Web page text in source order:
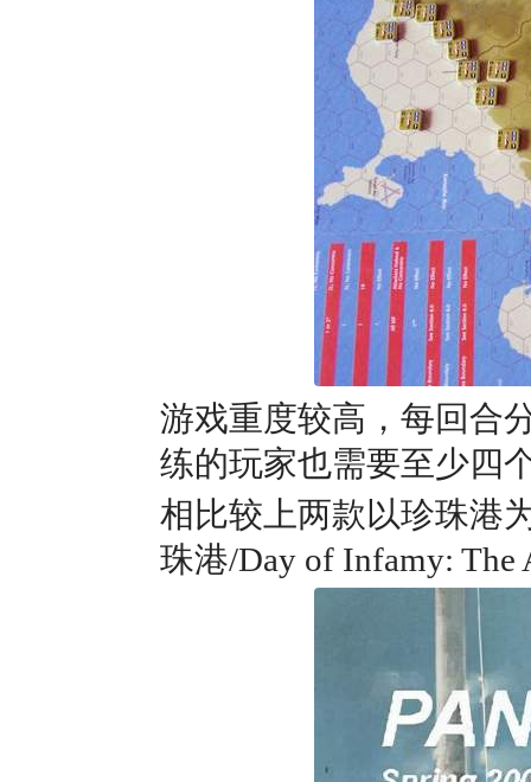
游戏重度较高，每回合
练的玩家也需要至少四
相比较上两款以珍珠港
珠港/Day of Infamy: The